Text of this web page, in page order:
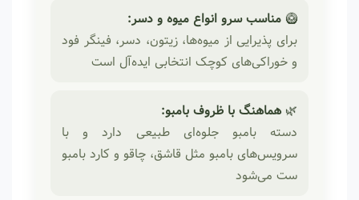
🥝 مناسب سرو انواع میوه و دسر:
برای پذیرایی از میوه‌ها، زیتون، دسر، فینگر فود
و خوراکی‌های کوچک انتخابی ایده‌آل است
🌿هماهنگ با ظروف بامبو:
دسته بامبو جلوه‌ای طبیعی دارد و با
سرویس‌های بامبو مثل قاشق، چاقو و کارد بامبو
ست می‌شود